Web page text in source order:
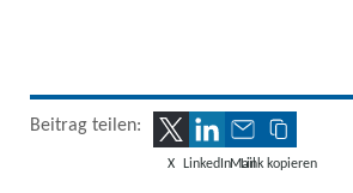
Beitrag teilen:
X LinkedInMailLink kopieren